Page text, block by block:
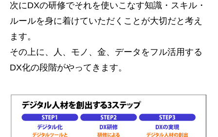
次にDXの研修でそれを使いこなす知識・スキル・
ルールを身に着けていただくことが大切だと考え
ます。
その上に、人、モノ、金、データをフル活用する
DX化の段階がやってきます。